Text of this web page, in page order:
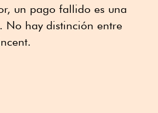
un pago fallido es una
No hay distinción entre